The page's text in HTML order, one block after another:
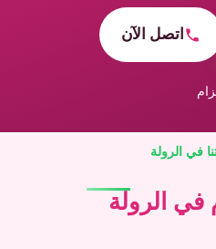
اتصل الآن
في الرولة
في الرولة